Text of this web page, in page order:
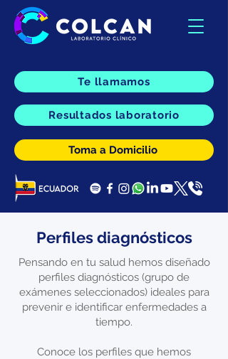
Te llamamos
Resultados laboratorio
Toma a Domicilio
Perfiles diagnósticos
Pensando en tu salud hemos diseñado
perfiles diagnósticos (grupo de
exámenes seleccionados) ideales para
prevenir e identificar enfermedades a
tiempo.
Conoce los perfiles que hemos